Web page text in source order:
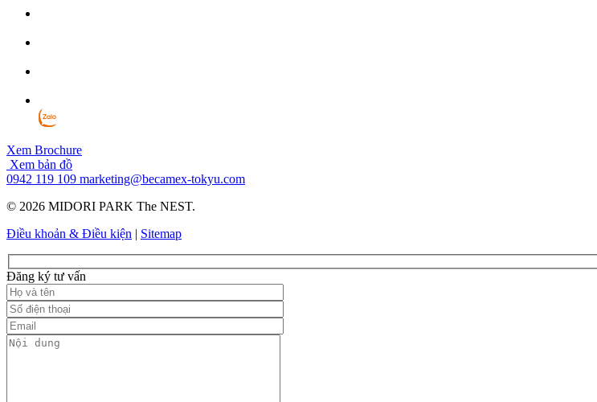
Xem Brochure
Xem bản đồ
0942 119 109 marketing@becamex-tokyu.com
© 2026 MIDORI PARK The NEST.
Điều khoản & Điều kiện | Sitemap
Đăng ký tư vấn